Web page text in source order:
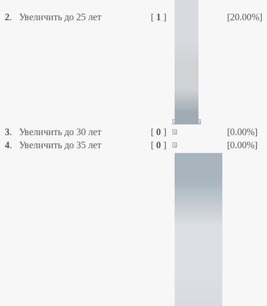
2. Увеличить до 25 лет [ 1 ] [20.00%]
3. Увеличить до 30 лет [ 0]
[0.00%]
4. Увеличить до 35 лет [ 0] [0.00%]